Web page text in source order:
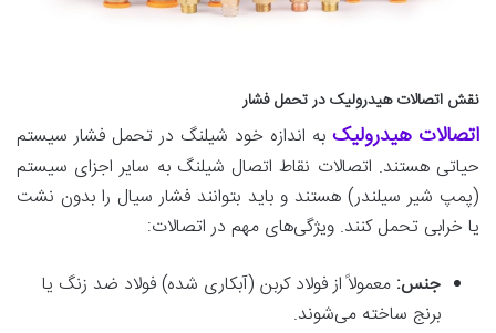
نقش اتصالات هیدرولیک در تحمل فشار
اتصالات هیدرولیک به اندازه خود شیلنگ در تحمل فشار سیستم
حیاتی هستند. اتصالات نقاط اتصال شیلنگ به سایر اجزای سیستم
(پمپ شیر سیلندر) هستند و باید بتوانند فشار سیال را بدون نشت
یا خرابی تحمل کنند. ویژگی‌های مهم در اتصالات:
جنس: معمولاً از فولاد کربن (آبکاری شده) فولاد ضد زنگ یا
برنج ساخته می‌شوند.